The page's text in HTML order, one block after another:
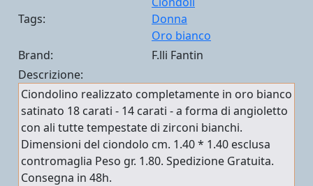
Tags:
Donna
Oro bianco
Brand:
F.lli Fantin
Descrizione:
Ciondolino realizzato completamente in oro bianco
satinato 18 carati - 14 carati - a forma di angioletto
con ali tutte tempestate di zirconi bianchi.
Dimensioni del ciondolo cm. 1.40 * 1.40 esclusa
contromaglia Peso gr. 1.80. Spedizione Gratuita.
Consegna in 48h.